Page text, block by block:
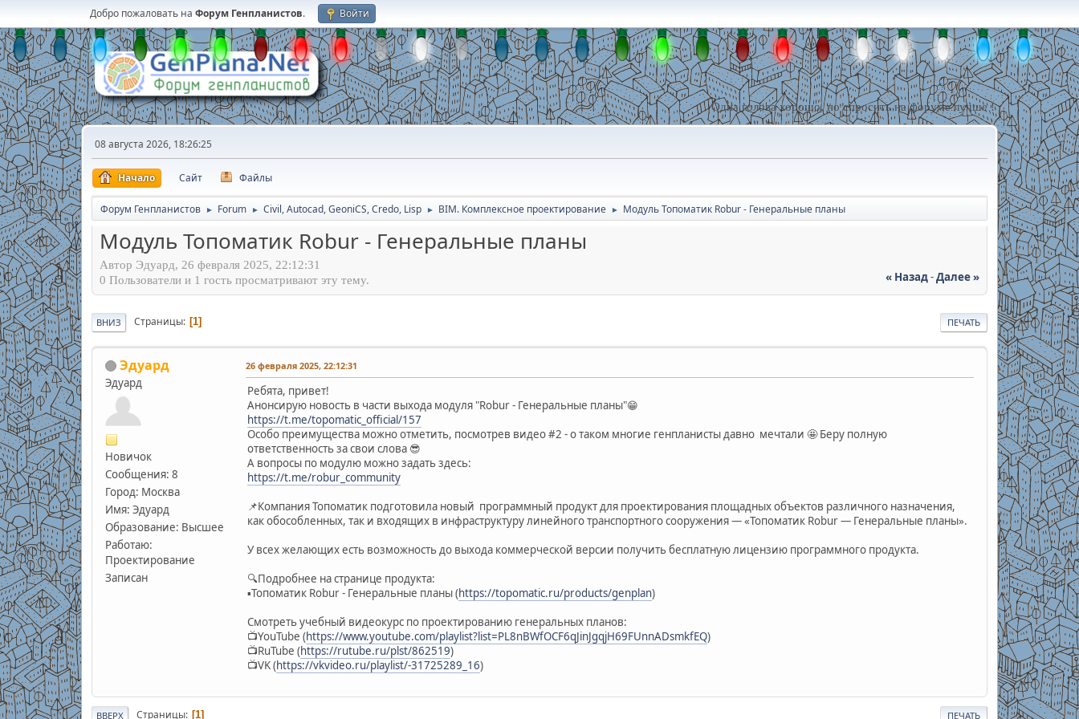
Добро пожаловать на Форум Генпланистов. Войти
Одна голова хорошо, но спросить на форуме лучше !
08 августа 2026, 18:26:25
Начало Сайт Файлы
Форум Генпланистов ► Forum ► Civil, Autocad, GeoniCS, Credo, Lisp ► BIM. Комплексное проектирование ► Модуль Топоматик Robur - Генеральные планы
Модуль Топоматик Robur - Генеральные планы
Автор Эдуард, 26 февраля 2025, 22:12:31
« Назад-Далее »
0 Пользователи и 1 гость просматривают эту тему.
ПЕЧАТЬ
ВНИЗ Страницы 1
Эдуард
Эдуард
Новичок
Сообщения: 8
Город: Москва
Имя: Эдуард
Образование: Высшее
Работаю:
Проектирование
Записан
26 февраля 2025, 22:12:31
Ребята, привет!
Анонсирую новость в части выхода модуля "Robur - Генеральные планы"😁
https://t.me/topomatic_official/157
Особо преимущества можно отметить, посмотрев видео #2 - о таком многие генпланисты давно мечтали 🤩 Беру полную
ответственность за свои слова 😎
А вопросы по модулю можно задать здесь:
https://t.me/robur_community
📌Компания Топоматик подготовила новый программный продукт для проектирования площадных объектов различного назначения,
как обособленных, так и входящих в инфраструктуру линейного транспортного сооружения — «Топоматик Robur — Генеральные планы».
У всех желающих есть возможность до выхода коммерческой версии получить бесплатную лицензию программного продукта.
🔍Подробнее на странице продукта:
▪️Топоматик Robur - Генеральные планы (https://topomatic.ru/products/genplan)
Смотреть учебный видеокурс по проектированию генеральных планов:
📺YouTube (https://www.youtube.com/playlist?list=PL8nBWfOCF6qJinJgqjH69FUnnADsmkfEQ)
📺RuTube (https://rutube.ru/plst/862519)
📺VK (https://vkvideo.ru/playlist/-31725289_16)
ПЕЧАТЬ
ВВЕРХ Страницы 1